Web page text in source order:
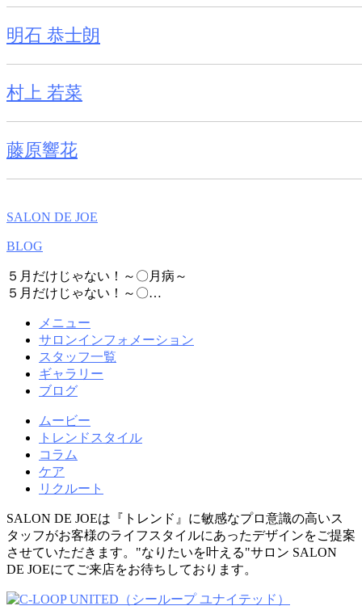
明石 恭士朗
村上 若菜
藤原響花
SALON DE JOE
BLOG
５月だけじゃない！～〇月病～
５月だけじゃない！～〇…
メニュー
サロンインフォメーション
スタッフ一覧
ギャラリー
ブログ
ムービー
トレンドスタイル
コラム
ケア
リクルート
SALON DE JOEは『トレンド』に敏感なプロ意識の高いス
タッフがお客様のライフスタイルにあったデザインをご提案
させていただきます。"なりたいを叶える"サロン SALON
DE JOEにてご来店をお待ちしております。